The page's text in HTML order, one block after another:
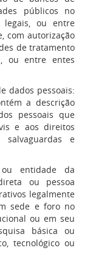
públicos no
legais, ou entre
com autorização
de tratamento
ou entre entes
dados pessoais:
a descrição
pessoais que
e aos direitos
salvaguardas e
entidade da
ou pessoa
legalmente
sede e foro no
ou em seu
básica ou
tecnológico ou